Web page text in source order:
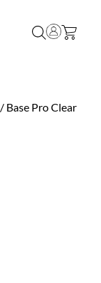
/ Base Pro Clear